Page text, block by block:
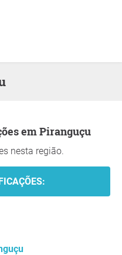
em Piranguçu
nesta região.